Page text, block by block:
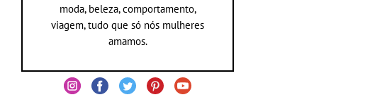
moda, beleza, comportamento,
viagem, tudo que só nós mulheres
amamos.